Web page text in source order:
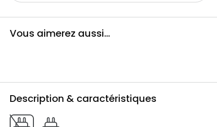
Vous aimerez aussi...
Description & caractéristiques